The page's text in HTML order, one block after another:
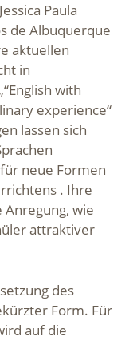
Paula
de Albuquerque
aktuellen
in
with
experience“
lassen sich
neue Formen
. Ihre
Anregung, wie
attraktiver
des
Form. Für
auf die